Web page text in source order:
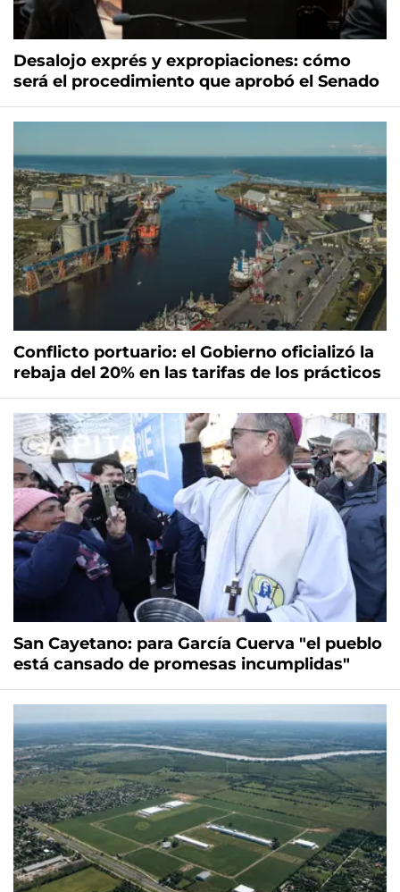
Desalojo exprés y expropiaciones: cómo
será el procedimiento que aprobó el Senado
Conflicto portuario: el Gobierno oficializó la
rebaja del 20% en las tarifas de los prácticos
San Cayetano: para García Cuerva "el pueblo
está cansado de promesas incumplidas"